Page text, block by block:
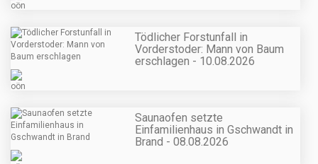
Tödlicher Forstunfall in
Vorderstoder: Mann von Baum
erschlagen - 10.08.2026
Saunaofen setzte
Einfamilienhaus in Gschwandt in
Brand - 08.08.2026